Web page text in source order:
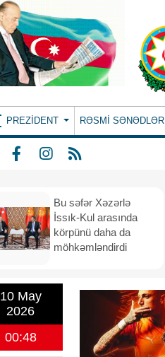
PREZIDENT RƏSMI SƏNƏDLƏR
Bu səfər Xəzərlə
İssık-Kul arasında
körpünü daha da
möhkəmləndirdi
10 May
2026
00:48